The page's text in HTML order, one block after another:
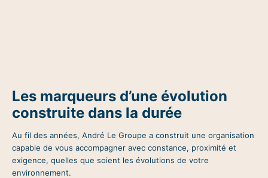
Les marqueurs d’une évolution
construite dans la durée
Au fil des années, André Le Groupe a construit une organisation
capable de vous accompagner avec constance, proximité et
exigence, quelles que soient les évolutions de votre
environnement.